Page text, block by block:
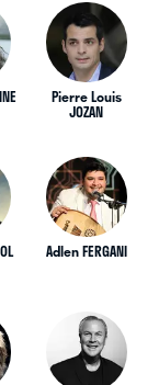
Pierre Louis
JOZAN
Adlen FERGANI